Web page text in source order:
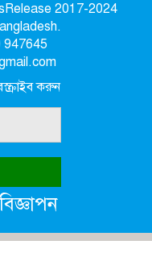
2017-2024
947645
করুন